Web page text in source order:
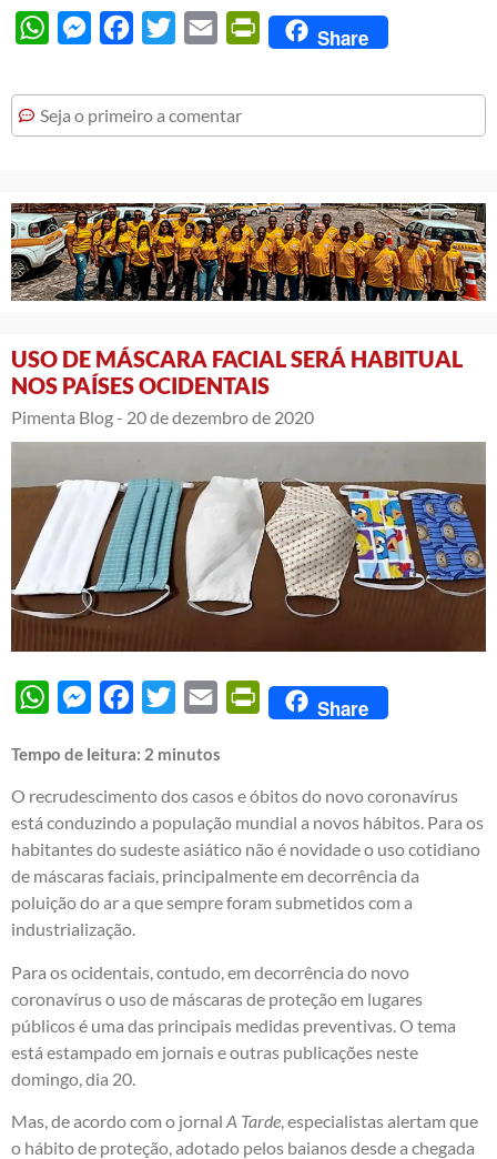
WhatsAppMessengerFacebook
Twitter Email PrintFriendly
Share
Seja o primeiro a comentar
USO DE MÁSCARA FACIAL SERÁ HABITUAL
NOS PAÍSES OCIDENTAIS
Pimenta Blog - 20 de dezembro de 2020
WhatsAppMessengerFacebook
Twitter Email PrintFriendly
Share
Tempo de leitura: 2 minutos
O recrudescimento dos casos e óbitos do novo coronavírus
está conduzindo a população mundial a novos hábitos. Para os
habitantes do sudeste asiático não é novidade o uso cotidiano
de máscaras faciais, principalmente em decorrência da
poluição do ar a que sempre foram submetidos com a
industrialização.
Para os ocidentais, contudo, em decorrência do novo
coronavírus o uso de máscaras de proteção em lugares
públicos é uma das principais medidas preventivas. O tema
está estampado em jornais e outras publicações neste
domingo, dia 20.
Mas, de acordo com o jornal A Tarde, especialistas alertam que
o hábito de proteção, adotado pelos baianos desde a chegada